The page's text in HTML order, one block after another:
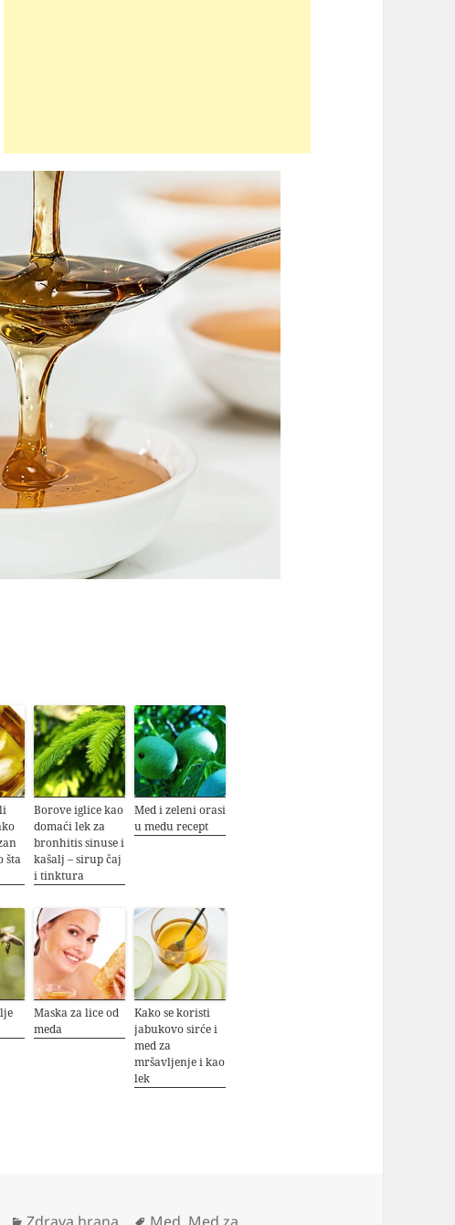
šta
Borove iglice kao
domaći lek za
bronhitis sinuse i
kašalj – sirup čaj
i tinktura
Med i zeleni orasi
u medu recept
Maska za lice od
meda
Kako se koristi
jabukovo sirće i
med za
mršavljenje i kao
lek
Kategorije
Zdrava hrana Oznake
Med Med za